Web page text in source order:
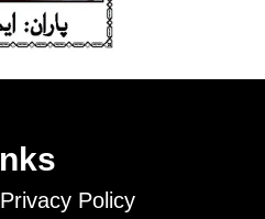
Privacy Policy